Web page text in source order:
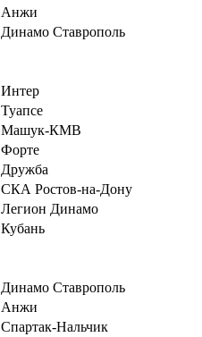
Анжи
Динамо Ставрополь
Интер
Туапсе
Машук-КМВ
Форте
Дружба
СКА Ростов-на-Дону
Легион Динамо
Кубань
Динамо Ставрополь
Анжи
Спартак-Нальчик